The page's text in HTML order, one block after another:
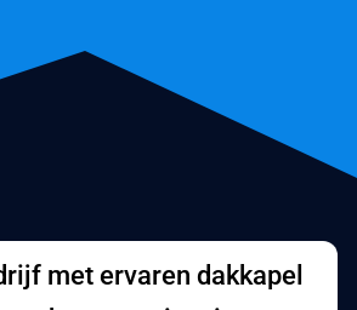
met ervaren dakkapel